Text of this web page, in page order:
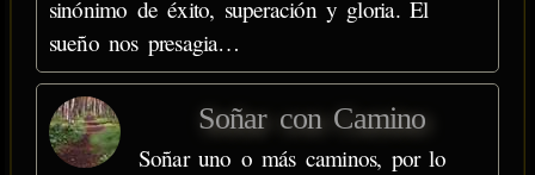
sinónimo de éxito, superación y gloria. El
sueño nos presagia…
Soñar con Camino
Soñar uno o más caminos, por lo